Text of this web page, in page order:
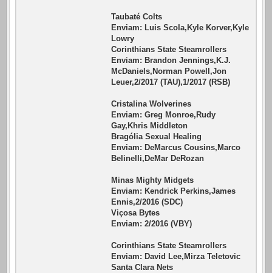
Taubaté Colts
Enviam: Luis Scola,Kyle Korver,Kyle
Lowry
Corinthians State Steamrollers
Enviam: Brandon Jennings,K.J.
McDaniels,Norman Powell,Jon
Leuer,2/2017 (TAU),1/2017 (RSB)
Cristalina Wolverines
Enviam: Greg Monroe,Rudy
Gay,Khris Middleton
Bragólia Sexual Healing
Enviam: DeMarcus Cousins,Marco
Belinelli,DeMar DeRozan
Minas Mighty Midgets
Enviam: Kendrick Perkins,James
Ennis,2/2016 (SDC)
Viçosa Bytes
Enviam: 2/2016 (VBY)
Corinthians State Steamrollers
Enviam: David Lee,Mirza Teletovic
Santa Clara Nets